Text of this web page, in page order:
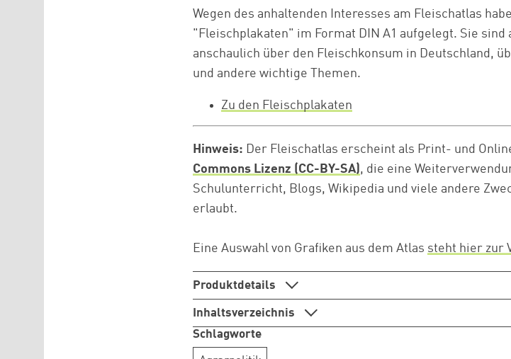
Wegen des anhaltenden Interesses am Fleischatlas
"Fleischplakaten" im Format DIN A1 aufgelegt. Sie
anschaulich über den Fleischkonsum in Deutschland,
und andere wichtige Themen.
Zu den Fleischplakaten
Hinweis: Der Fleischatlas erscheint als Print- und
Commons Lizenz (CC-BY-SA), die eine
Schulunterricht, Blogs, Wikipedia und viele andere
erlaubt.
Eine Auswahl von Grafiken aus dem Atlas steht hier zur
Produktdetails
Inhaltsverzeichnis
Schlagworte